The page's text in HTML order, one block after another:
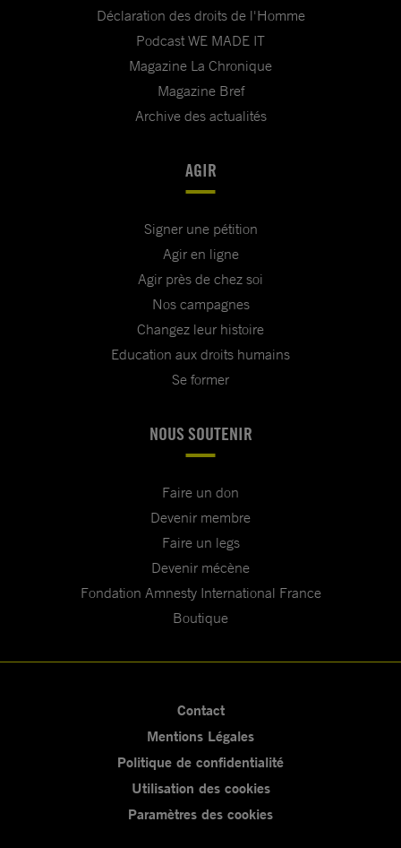
Déclaration des droits de l'Homme
Podcast WE MADE IT
Magazine La Chronique
Magazine Bref
Archive des actualités
AGIR
Signer une pétition
Agir en ligne
Agir près de chez soi
Nos campagnes
Changez leur histoire
Education aux droits humains
Se former
NOUS SOUTENIR
Faire un don
Devenir membre
Faire un legs
Devenir mécène
Fondation Amnesty International France
Boutique
Contact
Mentions Légales
Politique de confidentialité
Utilisation des cookies
Paramètres des cookies